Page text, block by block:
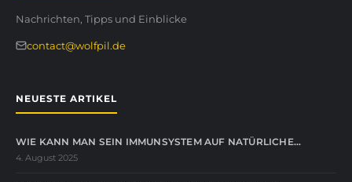
Nachrichten, Tipps und Einblicke
contact@wolfpil.de
NEUESTE ARTIKEL
WIE KANN MAN SEIN IMMUNSYSTEM AUF NATÜRLICHE…
4. August 2025